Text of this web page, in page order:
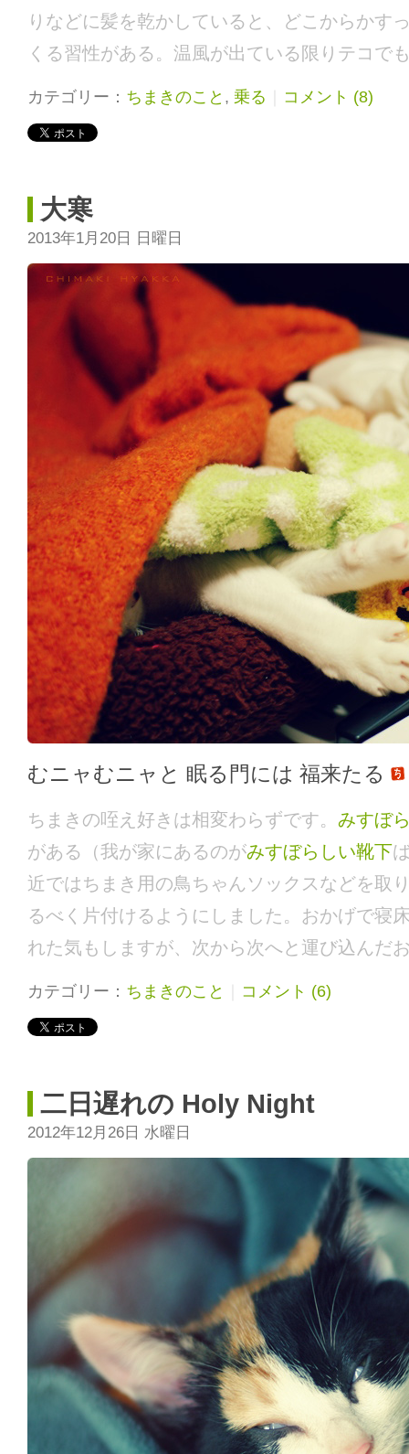
りなどに髪を乾かしていると、どこからかす
くる習性がある。温風が出ている限りテコで
カテゴリー： ちまきのこと , 乗る コメント (8)
大寒
2013年1月20日 日曜日
むニャむニャと 眠る門には 福来たる
ちまきの咥え好きは相変わらずです。 みすぼ
がある（我が家にあるのがみすぼらしい靴下
近ではちまき用の鳥ちゃんソックスなどを取
るべく片付けるようにしました。おかげで寝
れた気もしますが、次から次へと運び込んだ
カテゴリー： ちまきのこと コメント (6)
二日遅れの Holy Night
2012年12月26日 水曜日